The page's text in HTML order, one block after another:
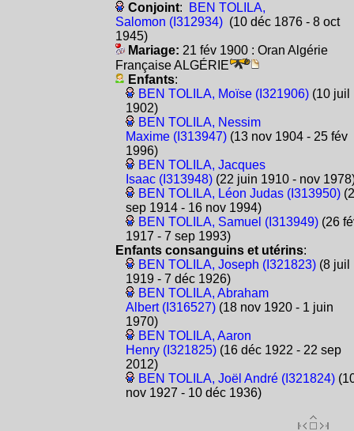
Conjoint:
BEN TOLILA,
Salomon (I312934)(10 déc 1876 - 8 oct
1945)
Mariage: 21 fév 1900 : Oran Algérie
Française ALGÉRIE
Enfants:
BEN TOLILA, Moïse (I321906)(10 juil
1902)
BEN TOLILA, Nessim
Maxime (I313947)(13 nov 1904 - 25 fév
1996)
BEN TOLILA, Jacques
Isaac (I313948)(22 juin 1910 - nov
BEN TOLILA, Léon Judas (I313950)
sep 1914 - 16 nov 1994)
BEN TOLILA, Samuel (I313949)(26
1917 - 7 sep 1993)
Enfants consanguins et utérins:
BEN TOLILA, Joseph (I321823)(8 juil
1919 - 7 déc 1926)
BEN TOLILA, Abraham
Albert (I316527)(18 nov 1920 - 1 juin
1970)
BEN TOLILA, Aaron
Henry (I321825)(16 déc 1922 - 22 sep
2012)
BEN TOLILA, Joël André (I321824)
nov 1927 - 10 déc 1936)